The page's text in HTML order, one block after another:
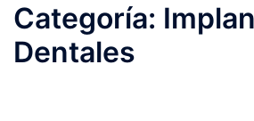
Categoría:
Dentales